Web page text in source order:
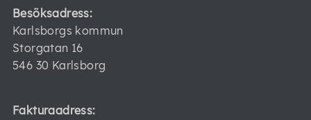
Besöksadress:
Karlsborgs kommun
Storgatan 16
546 30 Karlsborg
Fakturaadress: